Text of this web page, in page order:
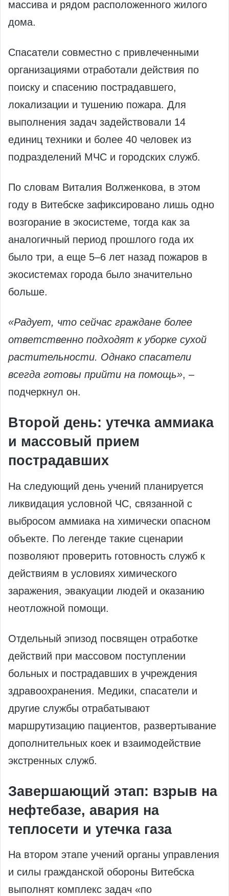
массива и рядом расположенного жилого
дома.
Спасатели совместно с привлеченными
организациями отработали действия по
поиску и спасению пострадавшего,
локализации и тушению пожара. Для
выполнения задач задействовали 14
единиц техники и более 40 человек из
подразделений МЧС и городских служб.
По словам Виталия Волженкова, в этом
году в Витебске зафиксировано лишь одно
возгорание в экосистеме, тогда как за
аналогичный период прошлого года их
было три, а еще 5–6 лет назад пожаров в
экосистемах города было значительно
больше.
«Радует, что сейчас граждане более
ответственно подходят к уборке сухой
растительности. Однако спасатели
всегда готовы прийти на помощь», –
подчеркнул он.
Второй день: утечка аммиака
и массовый прием
пострадавших
На следующий день учений планируется
ликвидация условной ЧС, связанной с
выбросом аммиака на химически опасном
объекте. По легенде такие сценарии
позволяют проверить готовность служб к
действиям в условиях химического
заражения, эвакуации людей и оказанию
неотложной помощи.
Отдельный эпизод посвящен отработке
действий при массовом поступлении
больных и пострадавших в учреждения
здравоохранения. Медики, спасатели и
другие службы отрабатывают
маршрутизацию пациентов, развертывание
дополнительных коек и взаимодействие
экстренных служб.
Завершающий этап: взрыв на
нефтебазе, авария на
теплосети и утечка газа
На втором этапе учений органы управления
и силы гражданской обороны Витебска
выполнят комплекс задач «по